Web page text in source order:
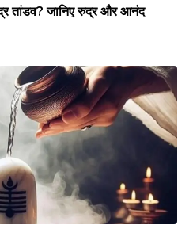
तांडव? जानिए रुद्र और आनंद